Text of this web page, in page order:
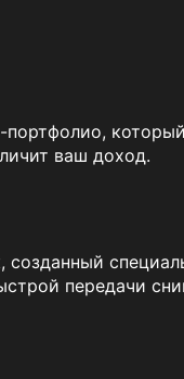
ваш доход.
созданный
передачи